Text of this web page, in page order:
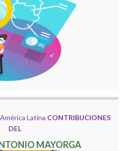
Latina CONTRIBUCIONES
DEL
MAYORGA